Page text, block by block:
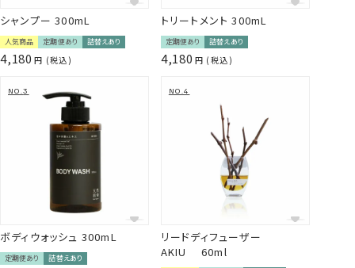
本来は廃棄されてしまうはずだった茶葉に新たな命を吹き込
シャンプー 300mL
人気商品 定期便あり 詰替えあり
4,180 税込
トリートメント 300mL
定期便あり 詰替えあり
4,180 税込
ボディウォッシュ 300mL
定期便あり 詰替えあり
リードディフューザー
AKIU 60ml